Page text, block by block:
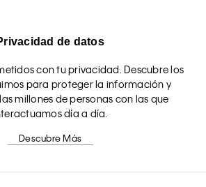
de datos
con tu privacidad. Descubre los
para proteger la información y
millones de personas con las que
día a día.
Descubre Más